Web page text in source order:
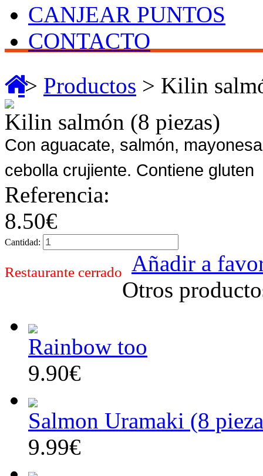
CANJEAR PUNTOS
CONTACTO
> Productos > Kilin
Kilin salmón (8 piezas)
Con aguacate, salmón,
cebolla crujiente. Contiene gluten
Referencia:
8.50€
Cantidad:
Restaurante cerrado
Añadir a
Otros
Rainbow too
9.90€
Salmon Uramaki (8
9.99€